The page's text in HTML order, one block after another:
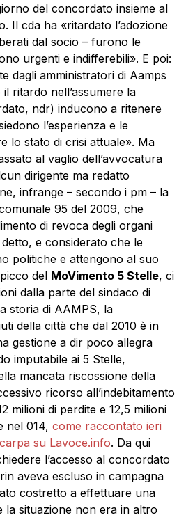
del concordato insieme al
Il cda ha «ritardato l’adozione
dal socio – furono le
urgenti e indifferebili». E poi:
dagli amministratori di Aamps
ritardo nell’assumere la
ndr) inducono a ritenere
l’esperienza e le
lo stato di crisi attuale». Ma
al vaglio dell’avvocatura
dirigente ma redatto
infrange – secondo i pm – la
95 del 2009, che
di revoca degli organi
detto, e considerato che le
politiche e attengono al suo
del MoVimento 5 Stelle, ci
dalla parte del sindaco di
storia di AAMPS, la
della città che dal 2010 è in
gestione a dir poco allegra
imputabile ai 5 Stelle,
mancata riscossione della
ricorso all’indebitamento
milioni di perdite e 12,5 milioni
nel 014, come raccontato ieri
su Lavoce.info. Da qui
l’accesso al concordato
aveva escluso in campagna
costretto a effettuare una
la situazione non era in altro